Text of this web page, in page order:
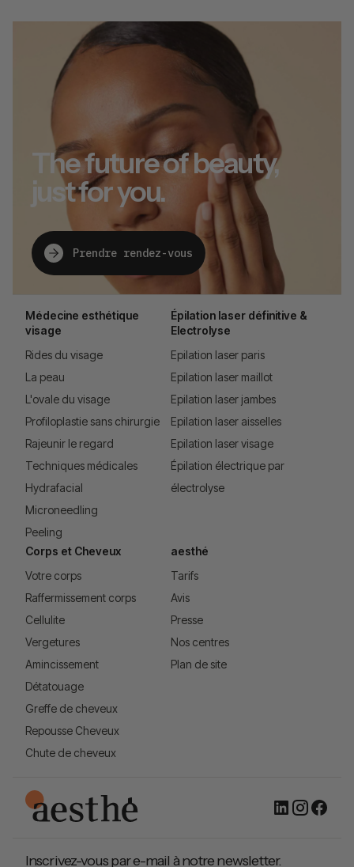
The future of beauty,
just for you.
Prendre rendez-vous
Médecine esthétique
visage
Rides du visage
La peau
L'ovale du visage
Profiloplastie sans chirurgie
Rajeunir le regard
Techniques médicales
Hydrafacial
Microneedling
Peeling
Épilation laser définitive &
Electrolyse
Epilation laser paris
Epilation laser maillot
Epilation laser jambes
Epilation laser aisselles
Epilation laser visage
Épilation électrique par
électrolyse
Corps et Cheveux
Votre corps
Raffermissement corps
Cellulite
Vergetures
Amincissement
Détatouage
Greffe de cheveux
Repousse Cheveux
Chute de cheveux
aesthé
Tarifs
Avis
Presse
Nos centres
Plan de site
Inscrivez-vous par e-mail à notre newsletter.